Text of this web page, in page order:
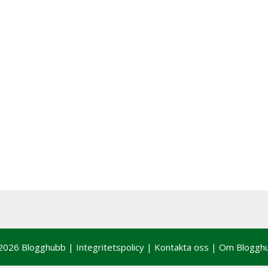
Blogghubb | Integritetspolicy | Kontakta oss | Om